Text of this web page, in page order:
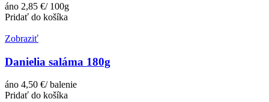
áno 2,85 €/ 100g
Pridať do košíka
Zobraziť
Danielia saláma 180g
áno 4,50 €/ balenie
Pridať do košíka